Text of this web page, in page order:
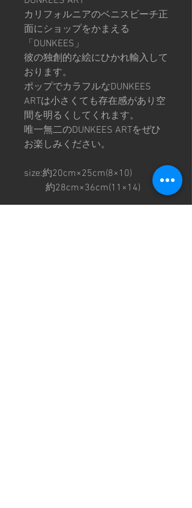
カリフォルニアのベニスビーチ正
面にショップをかまえる
「DUNKEES」
彼の独創的な絵にひかれ輸入して
おります。
ポップでカラフルなDUNKEES
ARTは小さくても存在感があり空
間を明るくしてくれます。
唯一無二のDUNKEES ARTをぜひ
お楽しみください。
size:約20cm×25cm(8×10)
約28cm×36cm(11×14)